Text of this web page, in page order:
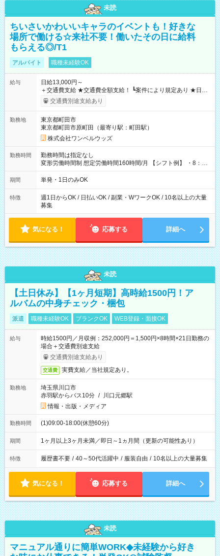
未読
ちいさいかわいいキャラのイベントも！好きな
場所で働ける☆来社不要！働いたその日に給料
もらえる◎/T1
アルバイト 職種未経験OK
給与
日給13,000円～
＋交通費支給 ★交通費全額支給！ ┗案件により規定あり ★日払
いOK！（規定あり） ┗働いたその日に現金GET♪ お仕事後はコ
ンビニATMから 日払い分を引き落とせます！ 【試用期間】試
交通費別途支給あり
勤務地
東京都町田市
東京都町田市原町田（最寄り駅：町田駅）
株式会社ワンベルウッズ
勤務時間
勤務時間は指定なし
変形労働時間制 想定労働時間160時間/月 【シフト例】 ・8：00
～21：00
期間 単発・1日のみOK
特徴
週1日からOK / 日払いOK / 副業・WワークOK / 10名以上の大量
募集
気になる！ 応募する 詳細へ
未読
【土日休み】【1ヶ月短期】高時給1500円！ア
ルバムの中身チェック・梱包
派遣 職種未経験OK ブランクOK WEB登録・面接OK
給与
時給1500円／月収例：252,000円＝1,500円×8時間×21日勤務の
場合＋交通費別途支給
交通費別途支給あり
交通費 実費支給／当社規定あり。
勤務地
埼玉県川口市
赤羽駅からバス10分 / 川口元郷駅
情報・出版・メディア
勤務時間 (1)09:00-18:00(休憩60分)
期間 1ヶ月以上3ヶ月未満／即日～1ヵ月間（更新の可能性あり）
特徴 履歴書不要 / 40～50代活躍中 / 服装自由 / 10名以上の大量募集
気になる！ 応募する 詳細へ
未読
マニュアル通りに簡単WORK◆未経験から好き